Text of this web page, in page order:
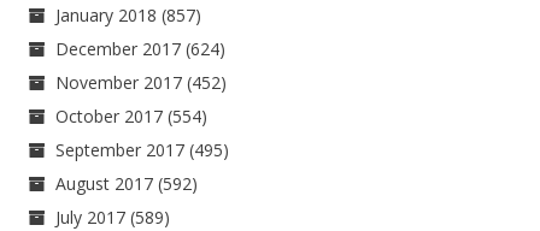
January 2018 (857)
December 2017 (624)
November 2017 (452)
October 2017 (554)
September 2017 (495)
August 2017 (592)
July 2017 (589)